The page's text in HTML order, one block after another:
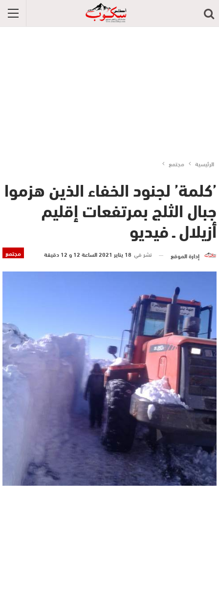
الرئيسية مجتمع
’كلمة’ لجنود الخفاء الذين هزموا
جبال الثلج بمرتفعات إقليم
أزيلال ـ فيديو
مجتمع إدارة الموقع نشر في 18 يناير 2021 الساعة 12 و 12 دقيقة